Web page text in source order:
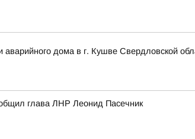
дома в г. Кушве Свердловской
глава ЛНР Леонид Пасечник